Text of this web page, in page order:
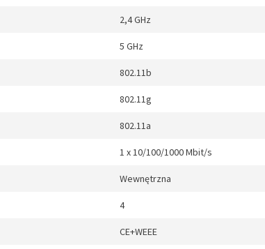
2,4 GHz
5 GHz
802.11b
802.11g
802.11a
1 x 10/100/1000 Mbit/s
Wewnętrzna
4
CE+WEEE